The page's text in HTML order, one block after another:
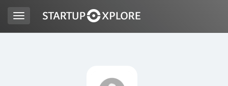
Toggle
navigation